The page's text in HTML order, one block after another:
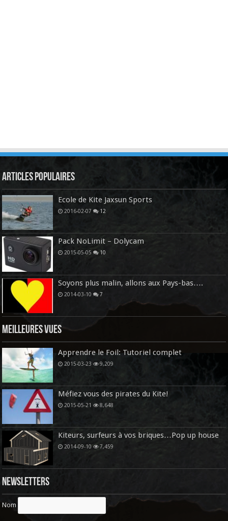
Articles Populaires
Ecole de Kite Jaxsun Sports
2016-02-07 12
Pack NoLimit – Dolycam
2015-05-05 10
Soyons plus malin, allons aux Pays-bas….
2014-03-10 7
Meilleures vues
Apprendre le Foil: Tutoriel complet
2015-03-23 9,209
Méfiez vous des pirates du Kite!
2015-05-21 8,648
Kiteurs, surfeurs à vos briques…Pop up house
2014-09-10 7,459
Newsletters
Nom